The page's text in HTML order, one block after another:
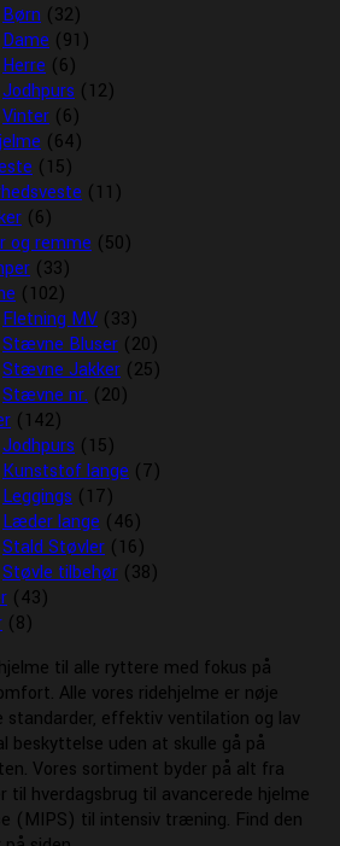
Børn (32)
Dame (91)
Herre (6)
Jodhpurs (12)
Vinter (6)
(64)
(15)
(11)
(6)
og remme (50)
(33)
(102)
Fletning MV (33)
Stævne Bluser (20)
Stævne Jakker (25)
Stævne nr. (20)
(142)
Jodhpurs (15)
Kunststof lange (7)
Leggings (17)
Læder lange (46)
Stald Støvler (16)
Støvle tilbehør (38)
(43)
(8)
til alle ryttere med fokus på
Alle vores ridehjelme er nøje
effektiv ventilation og lav
beskyttelse uden at skulle gå på
Vores sortiment byder på alt fra
til hverdagsbrug til avancerede hjelme
(MIPS) til intensiv træning. Find den